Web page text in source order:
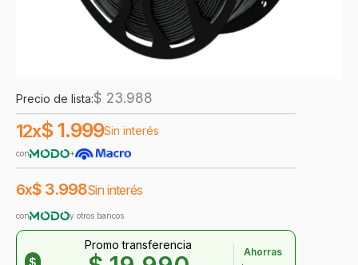
Precio de lista:$ 23.988
12x$1.999Sin interés
con +
6x$ 3.998Sin interés
con y otros bancos
$
Promo transferencia Ahorras